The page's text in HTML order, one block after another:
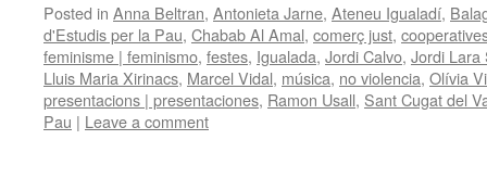
Posted in Anna Beltran, Antonieta Jarne, Ateneu Igualadí,
d'Estudis per la Pau, Chabab Al Amal, comerç just,
feminisme | feminismo, festes, Igualada, Jordi Calvo, Jordi Lara
Lluis Maria Xirinacs, Marcel Vidal, música, no violencia, Olívia
presentacions | presentaciones, Ramon Usall, Sant Cugat del
Pau | Leave a comment